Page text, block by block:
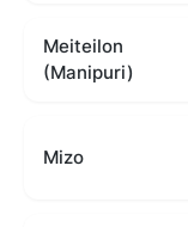
Meiteilon
(Manipuri)
Mizo